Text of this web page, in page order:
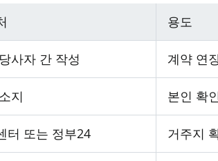
용도
사자 간 작성 계약 연
지 본인 확
터 또는 정부24 거주지